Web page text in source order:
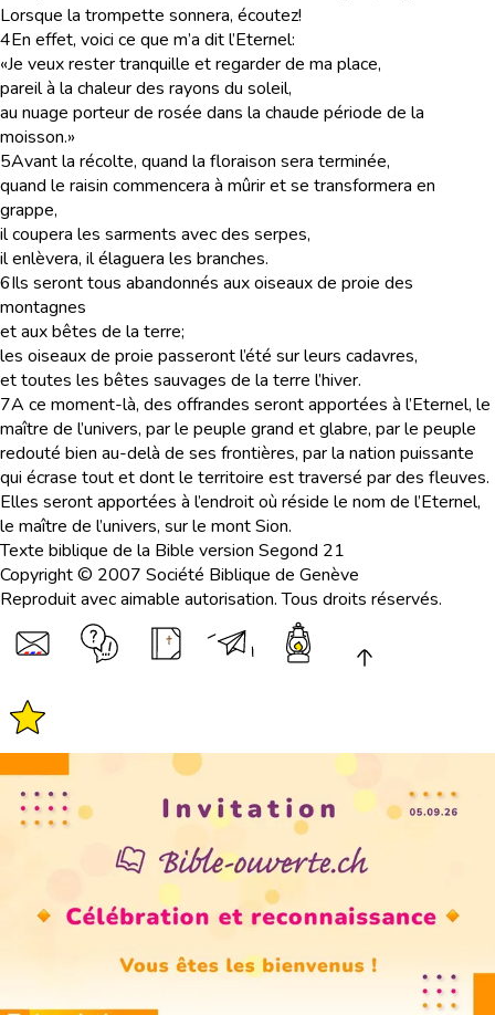
Lorsque la trompette sonnera, écoutez!
4En effet, voici ce que m’a dit l’Eternel:
«Je veux rester tranquille et regarder de ma place,
pareil à la chaleur des rayons du soleil,
au nuage porteur de rosée dans la chaude période de la
moisson.»
5Avant la récolte, quand la floraison sera terminée,
quand le raisin commencera à mûrir et se transformera en
grappe,
il coupera les sarments avec des serpes,
il enlèvera, il élaguera les branches.
6Ils seront tous abandonnés aux oiseaux de proie des
montagnes
et aux bêtes de la terre;
les oiseaux de proie passeront l’été sur leurs cadavres,
et toutes les bêtes sauvages de la terre l’hiver.
7A ce moment-là, des offrandes seront apportées à l’Eternel, le
maître de l’univers, par le peuple grand et glabre, par le peuple
redouté bien au-delà de ses frontières, par la nation puissante
qui écrase tout et dont le territoire est traversé par des fleuves.
Elles seront apportées à l’endroit où réside le nom de l’Eternel,
le maître de l’univers, sur le mont Sion.
Texte biblique de la Bible version Segond 21
Copyright © 2007 Société Biblique de Genève
Reproduit avec aimable autorisation. Tous droits réservés.